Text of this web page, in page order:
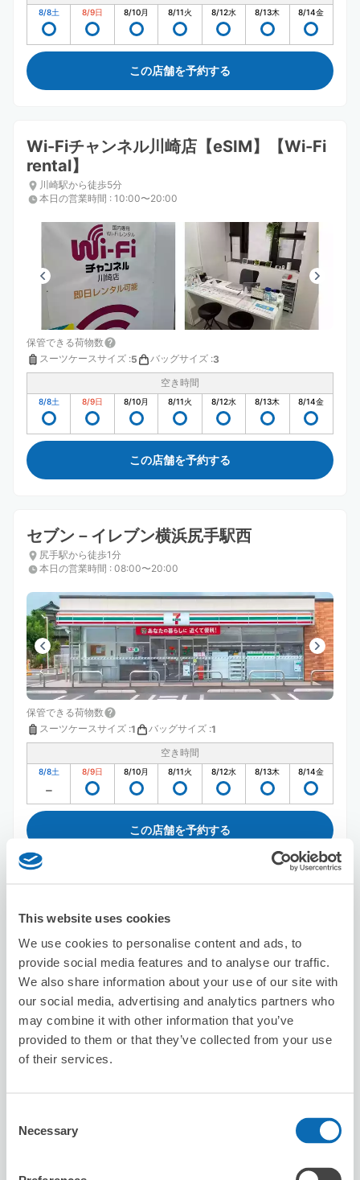
This website uses cookies
We use cookies to personalise content and ads, to
provide social media features and to analyse our traffic.
We also share information about your use of our site with
our social media, advertising and analytics partners who
may combine it with other information that you’ve
provided to them or that they’ve collected from your use
of their services.
Selection
Necessary
8/8土 8/9日 8/10月 8/11火 8/12水 8/13木 8/14金
この店舗を予約する
Wi-Fiチャンネル川崎店【eSIM】【Wi-Fi
rental】
川崎駅から徒歩5分
本日の営業時間 : 10:00〜20:00
保管できる荷物数
スーツケースサイズ :5 バッグサイズ :3
空き時間
8/8土 8/9日 8/10月 8/11火 8/12水 8/13木 8/14金
この店舗を予約する
セブン－イレブン横浜尻手駅西
尻手駅から徒歩1分
本日の営業時間 : 08:00〜20:00
保管できる荷物数
スーツケースサイズ :1 バッグサイズ :1
空き時間
8/8土 8/9日 8/10月 8/11火 8/12水 8/13木 8/14金
この店舗を予約する
川崎新町駅から徒歩7分
本日の営業時間 00:00〜00:00
8/14金